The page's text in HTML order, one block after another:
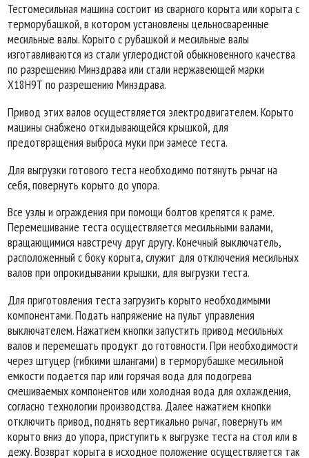
Тестомесильная машина состоит из сварного корыта или корыта с
терморубашкой, в котором установлены цельносваренные
месильные валы. Корыто с рубашкой и месильные валы
изготавливаются из стали углеродистой обыкновенного качества
по разрешению Минздрава или стали нержавеющей марки
Х18Н9Т по разрешению Минздрава.
Привод этих валов осуществляется электродвигателем. Корыто
машины снабжено откидывающейся крышкой, для
предотвращения выброса муки при замесе теста.
Для выгрузки готового теста необходимо потянуть рычаг на
себя, повернуть корыто до упора.
Все узлы и ограждения при помощи болтов крепятся к раме.
Перемешивание теста осуществляется месильными валами,
вращающимися навстречу друг другу. Конечный выключатель,
расположенный с боку корыта, служит для отключения месильных
валов при опрокидывании крышки, для выгрузки теста.
Для приготовления теста загрузить корыто необходимыми
компонентами. Подать напряжение на пульт управления
выключателем. Нажатием кнопки запустить привод месильных
валов и перемешать продукт до готовности. При необходимости
через штуцер (гибкими шлангами) в терморубашке месильной
емкости подается пар или горячая вода для подогрева
смешиваемых компонентов или холодная вода для охлаждения,
согласно технологии производства. Далее нажатием кнопки
отключить привод, поднять вертикально рычаг, повернуть им
корыто вниз до упора, приступить к выгрузке теста на стол или в
дежу. Возврат корыта в исходное положение осуществляется так